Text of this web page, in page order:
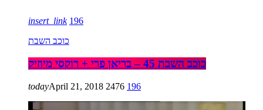
insert_link 196
כוכב השבת
כוכב השבת 45 – בריאן פרי + רוקסי מיוזיק
todayApril 21, 2018 2476 196